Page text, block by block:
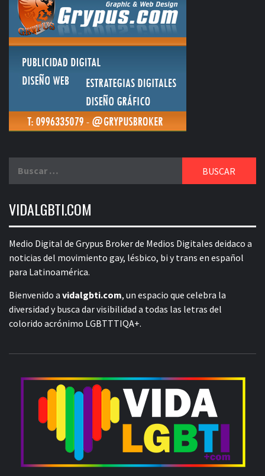
VIDALGBTI.COM
Medio Digital de Grypus Broker de Medios Digitales deidaco a
noticias del movimiento gay, lésbico, bi y trans en español
para Latinoamérica.
Bienvenido a vidalgbti.com, un espacio que celebra la
diversidad y busca dar visibilidad a todas las letras del
colorido acrónimo LGBTTTIQA+.